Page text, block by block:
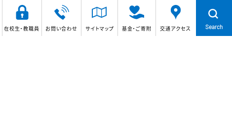
Search
在校生・教職員 お問い合わせ サイトマップ 基金・ご寄附 交通アクセス